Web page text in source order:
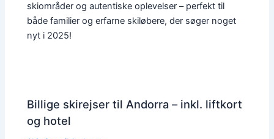
skiområder og autentiske oplevelser – perfekt til
både familier og erfarne skiløbere, der søger noget
nyt i 2025!
Billige skirejser til Andorra – inkl. liftkort
og hotel